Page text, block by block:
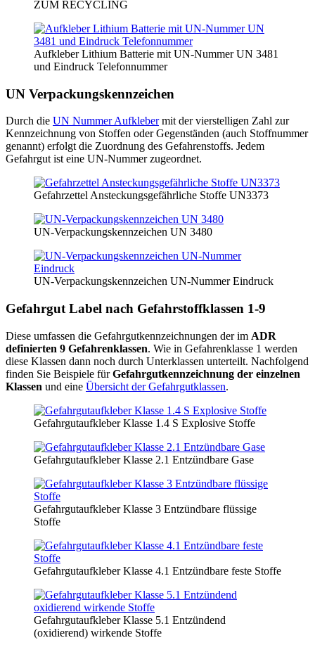
ZUM RECYCLING
Aufkleber Lithium Batterie mit UN-Nummer UN 3481
und Eindruck Telefonnummer
UN Verpackungskennzeichen
Durch die UN Nummer Aufklebermit der vierstelligen Zahl zur
Kennzeichnung von Stoffen oder Gegenständen (auch Stoffnummer
genannt) erfolgt die Zuordnung des Gefahrenstoffs. Jedem
Gefahrgut ist eine UN-Nummer zugeordnet.
Gefahrzettel Ansteckungsgefährliche Stoffe UN3373
UN-Verpackungskennzeichen UN 3480
UN-Verpackungskennzeichen UN-Nummer Eindruck
Gefahrgut Label nach Gefahrstoffklassen 1-9
Diese umfassen die Gefahrgutkennzeichnungen der im ADR
definierten 9 Gefahrenklassen. Wie in Gefahrenklasse 1 werden
diese Klassen dann noch durch Unterklassen unterteilt. Nachfolgend
finden Sie Beispiele fürGefahrgutkennzeichnung der einzelnen
Klassen und eine Übersicht der Gefahrgutklassen.
Gefahrgutaufkleber Klasse 1.4 S Explosive Stoffe
Gefahrgutaufkleber Klasse 2.1 Entzündbare Gase
Gefahrgutaufkleber Klasse 3 Entzündbare flüssige
Stoffe
Gefahrgutaufkleber Klasse 4.1 Entzündbare feste Stoffe
Gefahrgutaufkleber Klasse 5.1 Entzündend
(oxidierend) wirkende Stoffe